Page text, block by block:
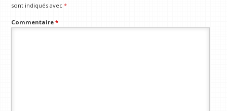
sont indiqués avec*
Commentaire*